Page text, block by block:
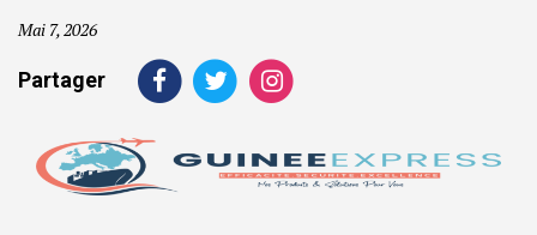
Mai 7, 2026
Partager